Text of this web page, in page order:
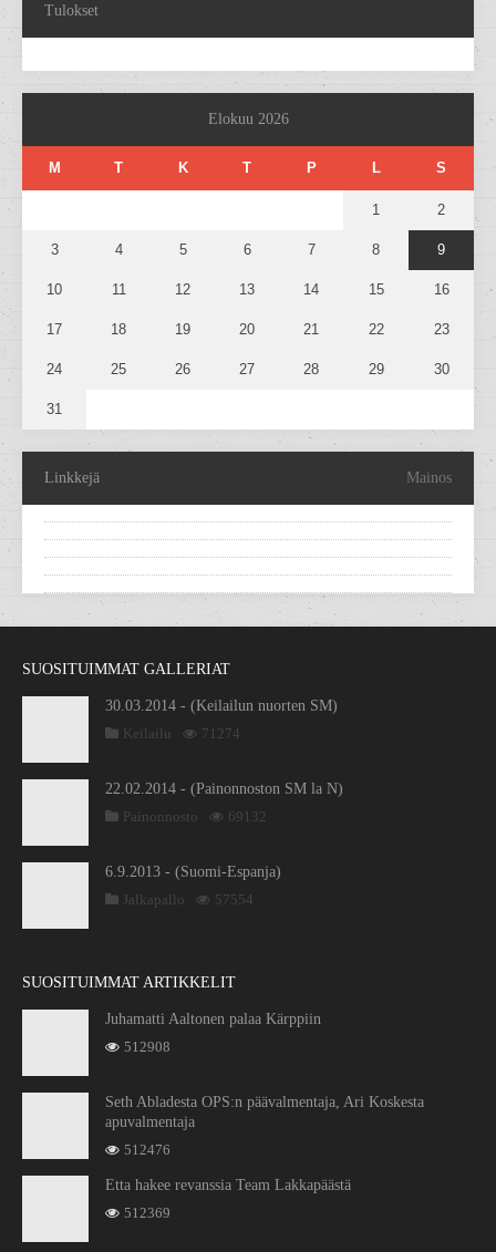
Tulokset
Elokuu 2026
M T K T P L S
1 2
3 4 5 6 7 8 9
10 11 12 13 14 15 16
17 18 19 20 21 22 23
24 25 26 27 28 29 30
31
Linkkejä Mainos
SUOSITUIMMAT GALLERIAT
30.03.2014 - (Keilailun nuorten SM)
Keilailu
71274
22.02.2014 - (Painonnoston SM la N)
Painonnosto
69132
6.9.2013 - (Suomi-Espanja)
Jalkapallo
57554
SUOSITUIMMAT ARTIKKELIT
Juhamatti Aaltonen palaa Kärppiin
512908
Seth Abladesta OPS:n päävalmentaja, Ari Koskesta
apuvalmentaja
512476
Etta hakee revanssia Team Lakkapäästä
512369